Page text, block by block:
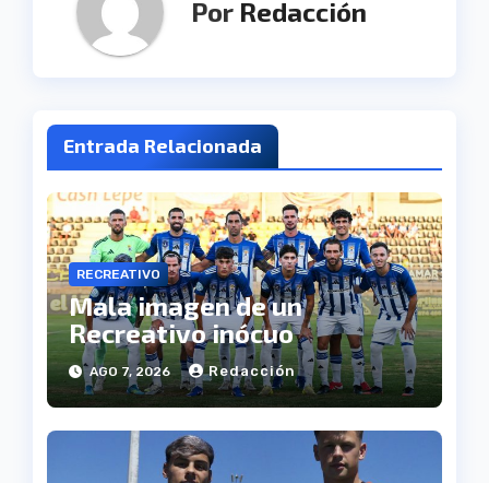
Por Redacción
Entrada Relacionada
RECREATIVO
Mala imagen de un
Recreativo inócuo
AGO 7, 2026 Redacción